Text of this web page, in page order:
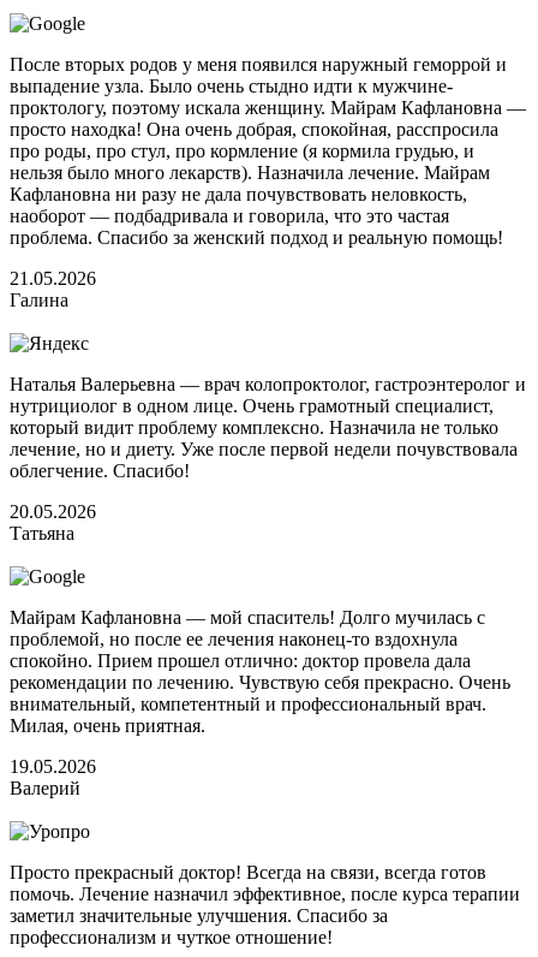
После вторых родов у меня появился наружный геморрой и
выпадение узла. Было очень стыдно идти к мужчине-
проктологу, поэтому искала женщину. Майрам Кафлановна —
просто находка! Она очень добрая, спокойная, расспросила
про роды, про стул, про кормление (я кормила грудью, и
нельзя было много лекарств). Назначила лечение. Майрам
Кафлановна ни разу не дала почувствовать неловкость,
наоборот — подбадривала и говорила, что это частая
проблема. Спасибо за женский подход и реальную помощь!
21.05.2026
Галина
Наталья Валерьевна — врач колопроктолог, гастроэнтеролог и
нутрициолог в одном лице. Очень грамотный специалист,
который видит проблему комплексно. Назначила не только
лечение, но и диету. Уже после первой недели почувствовала
облегчение. Спасибо!
20.05.2026
Татьяна
Майрам Кафлановна — мой спаситель! Долго мучилась с
проблемой, но после ее лечения наконец-то вздохнула
спокойно. Прием прошел отлично: доктор провела дала
рекомендации по лечению. Чувствую себя прекрасно. Очень
внимательный, компетентный и профессиональный врач.
Милая, очень приятная.
19.05.2026
Валерий
Просто прекрасный доктор! Всегда на связи, всегда готов
помочь. Лечение назначил эффективное, после курса терапии
заметил значительные улучшения. Спасибо за
профессионализм и чуткое отношение!